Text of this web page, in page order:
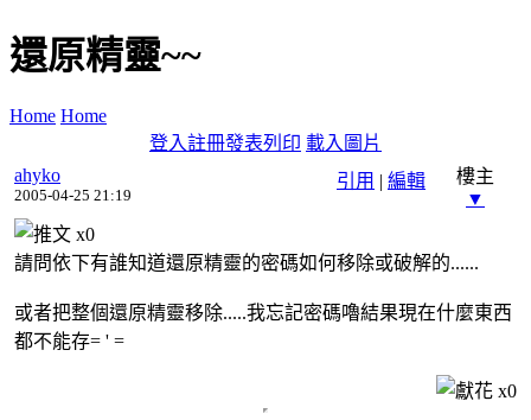
還原精靈~~
Home Home
登入註冊發表列印 載入圖片
引用 | 編輯
ahyko
2005-04-25 21:19
樓主
▼
x0
請問依下有誰知道還原精靈的密碼如何移除或破解的......
或者把整個還原精靈移除.....我忘記密碼嚕結果現在什麼東西
都不能存= ' =
x0